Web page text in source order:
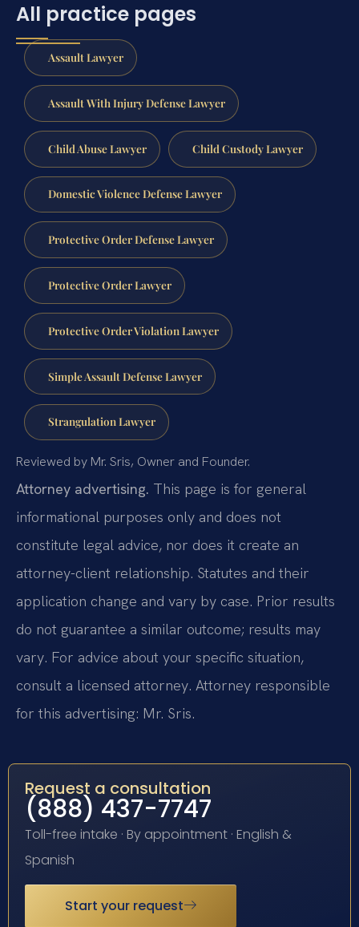
All practice pages
Assault Lawyer
Assault With Injury Defense Lawyer
Child Abuse Lawyer Child Custody Lawyer
Domestic Violence Defense Lawyer
Protective Order Defense Lawyer
Protective Order Lawyer
Protective Order Violation Lawyer
Simple Assault Defense Lawyer
Strangulation Lawyer
Reviewed by Mr. Sris, Owner and Founder.
Attorney advertising. This page is for general
informational purposes only and does not
constitute legal advice, nor does it create an
attorney-client relationship. Statutes and their
application change and vary by case. Prior results
do not guarantee a similar outcome; results may
vary. For advice about your specific situation,
consult a licensed attorney. Attorney responsible
for this advertising: Mr. Sris.
Request a consultation
(888) 437-7747
Toll-free intake · By appointment · English &
Spanish
Start your request